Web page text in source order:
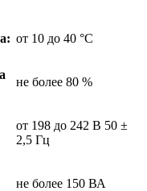
от 10 до 40 °С
не более 80 %
от 198 до 242 В 50 ±
2,5 Гц
не более 150 ВА